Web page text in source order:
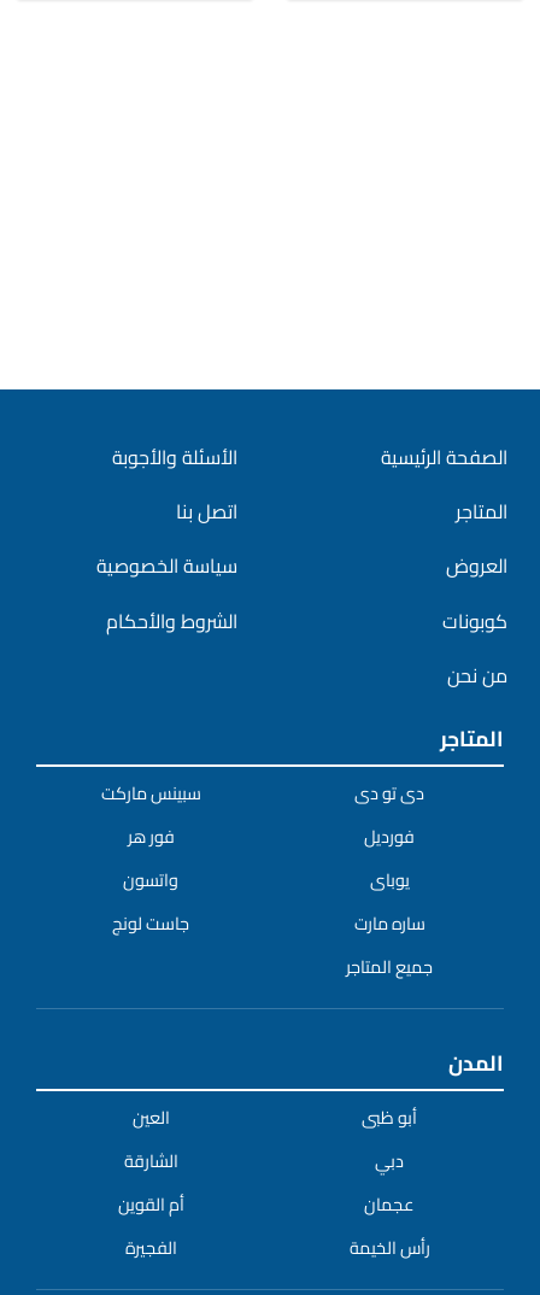
الصفحة الرئيسية
المتاجر
العروض
كوبونات
من نحن
الأسئلة والأجوبة
اتصل بنا
سياسة الخصوصية
الشروط والأحكام
المتاجر
دى تو دى
سبينس ماركت
فورديل
فور هر
يوباى
واتسون
ساره مارت
جاست لونج
جميع المتاجر
المدن
أبو ظبى
العين
دبي
الشارقة
عجمان
أم القوين
رأس الخيمة
الفجيرة